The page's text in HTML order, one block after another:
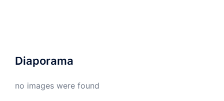
Diaporama
no images were found